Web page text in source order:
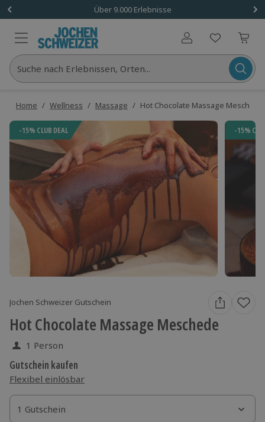
Über 9.000 Erlebnisse
Benutzerkonto
Suche nach Erlebnissen, Orten...
Home / Wellness / Massage / Hot Chocolate Massage Meschede
-15% CLUB DEAL -15%
Jochen Schweizer Gutschein
Hot Chocolate Massage Meschede
1 Person
Gutschein kaufen
Flexibel einlösbar
1 Gutschein
1 Gutschein
1 Gutschein